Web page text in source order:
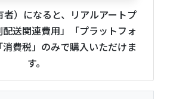
）になると、リアルアートプ
送関連費用」「プラットフォ
費税」のみで購入いただけま
す。